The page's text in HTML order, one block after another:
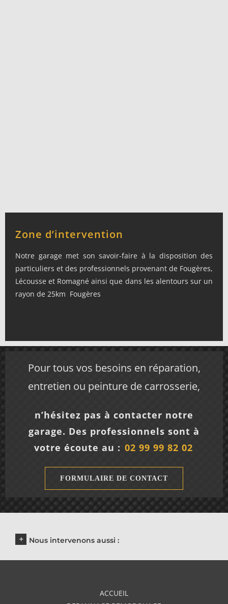
Zone d’intervention
Notre garage met son savoir-faire à la disposition des
particuliers et des professionnels provenant de Fougères,
Lécousse et Romagné ainsi que dans les alentours sur un
rayon de 25km Fougères
Pour tous vos besoins en réparation,
entretien ou peinture de carrosserie,
n’hésitez pas à contacter notre
garage. Des professionnels sont à
votre écoute au : 02 99 99 82 02
FORMULAIRE DE CONTACT
Nous intervenons aussi :
ACCUEIL